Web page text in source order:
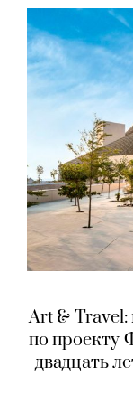
Art & Travel:
по проекту
двадцать